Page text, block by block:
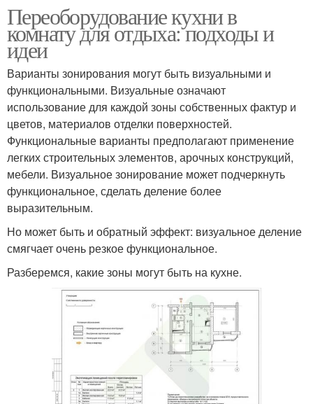
Переоборудование кухни в
комнату для отдыха: подходы и
идеи
Варианты зонирования могут быть визуальными и
функциональными. Визуальные означают
использование для каждой зоны собственных фактур и
цветов, материалов отделки поверхностей.
Функциональные варианты предполагают применение
легких строительных элементов, арочных конструкций,
мебели. Визуальное зонирование может подчеркнуть
функциональное, сделать деление более
выразительным.
Но может быть и обратный эффект: визуальное деление
смягчает очень резкое функциональное.
Разберемся, какие зоны могут быть на кухне.